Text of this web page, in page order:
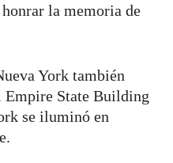
la memoria de
York también
Empire State Building
se iluminó en